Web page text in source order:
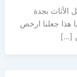
بجدة
هذا جعلنا ارخص
[…]